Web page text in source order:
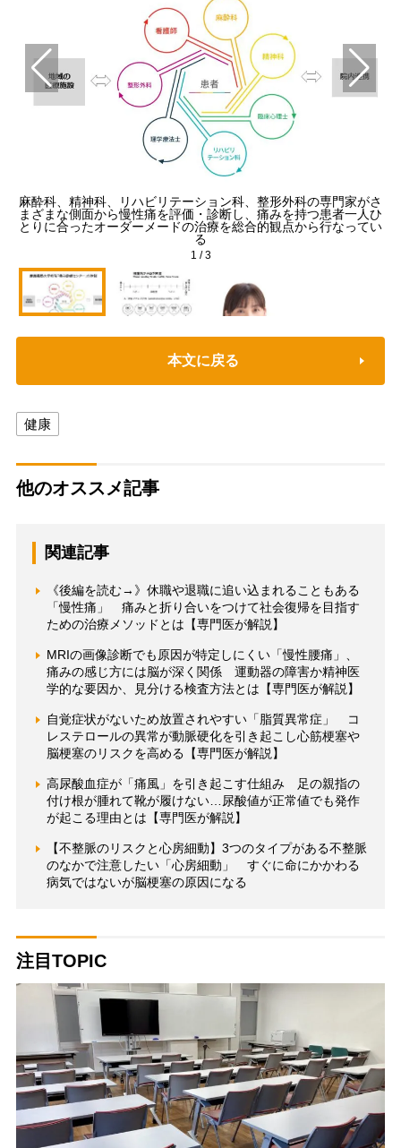
麻酔科、精神科、リハビリテーション科、整形外科の専門家がさ
まざまな側面から慢性痛を評価・診断し、痛みを持つ患者一人ひ
とりに合ったオーダーメードの治療を総合的観点から行なってい
る
1 /3
本文に戻る
健康
他のオススメ記事
関連記事
《後編を読む→》休職や退職に追い込まれることもある
「慢性痛」 痛みと折り合いをつけて社会復帰を目指す
ための治療メソッドとは【専門医が解説】
MRIの画像診断でも原因が特定しにくい「慢性腰痛」、
痛みの感じ方には脳が深く関係 運動器の障害か精神医
学的な要因か、見分ける検査方法とは【専門医が解説】
自覚症状がないため放置されやすい「脂質異常症」 コ
レステロールの異常が動脈硬化を引き起こし心筋梗塞や
脳梗塞のリスクを高める【専門医が解説】
高尿酸血症が「痛風」を引き起こす仕組み 足の親指の
付け根が腫れて靴が履けない…尿酸値が正常値でも発作
が起こる理由とは【専門医が解説】
【不整脈のリスクと心房細動】3つのタイプがある不整脈
のなかで注意したい「心房細動」 すぐに命にかかわる
病気ではないが脳梗塞の原因になる
注目TOPIC